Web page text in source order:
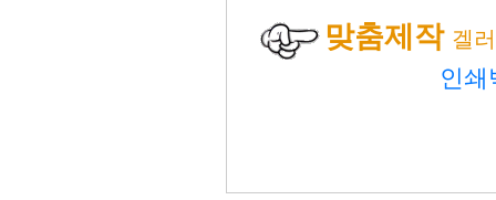
맞춤제작 겔
인쇄